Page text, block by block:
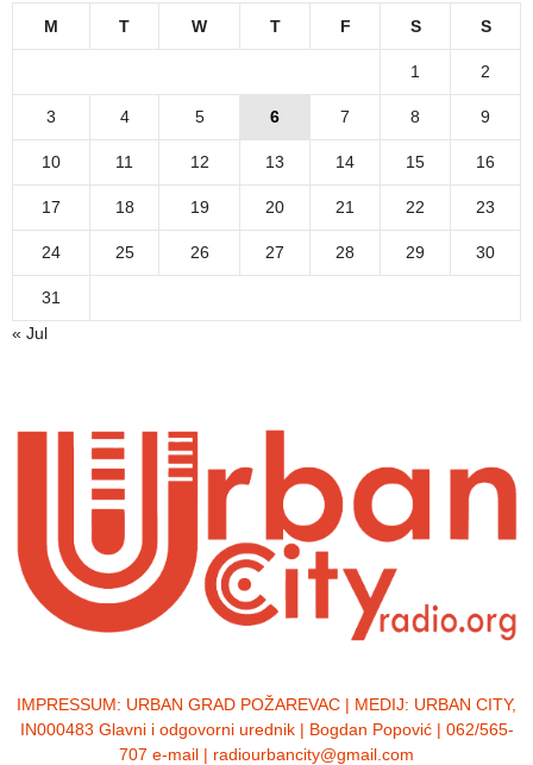
M T W T F S S
1 2
3 4 5 6 7 8 9
10 11 12 13 14 15 16
17 18 19 20 21 22 23
24 25 26 27 28 29 30
31
« Jul
IMPRESSUM: URBAN GRAD POŽAREVAC | MEDIJ: URBAN CITY,
IN000483 Glavni i odgovorni urednik | Bogdan Popović | 062/565-
707 e-mail | radiourbancity@gmail.com